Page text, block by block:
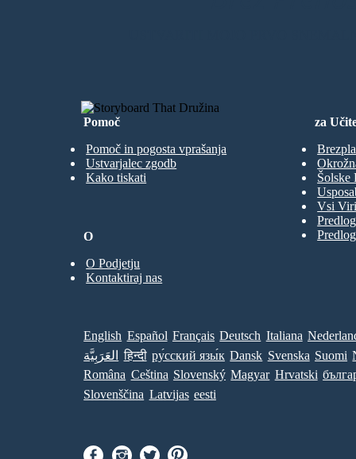
Pomoč
Pomoč in pogosta vprašanja
Ustvarjalec zgodb
Kako tiskati
za
Šolske
Vsi
O
O Podjetju
Kontaktiraj nas
English Español Français Deutsch Italiana
العَرَبِيَّة
हिन्दी ру́сский язы́к Dansk Svenska Suomi
Româna Ceština Slovenský Magyar Hrvatski
Slovenščina Latvijas eesti